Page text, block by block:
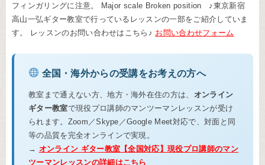
フィンガリングに注意。 Major scale Broken position ♪東京新宿
高山一弘ギター教室で行っているレッスンの一部をご紹介していま
す。 レッスンのお問い合わせはこちら♪ お問い合わせフォーム
全国・海外からの受講をお考えの方へ
教室まで通えない方、地方・海外在住の方は、 オンライン
ギター教室で現役プロ講師のマンツーマンレッスンが受け
られます。Zoom／Skype／Google Meet対応で、対面と同
等の品質を完全オンラインで実現。
→ オンライン ギター教室【全国対応】現役プロ講師のマン
ツーマンレッスンの詳細はこちら